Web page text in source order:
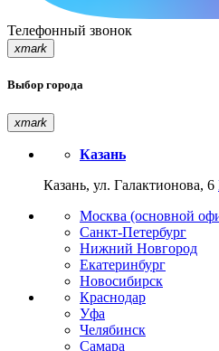
Телефонный звонок
xmark
Выбор города
xmark
Казань
Казань, ул. Галактионова, 6
Москва (основной
Санкт-Петербург
Нижний Новгород
Екатеринбург
Новосибирск
Краснодар
Уфа
Челябинск
Самара